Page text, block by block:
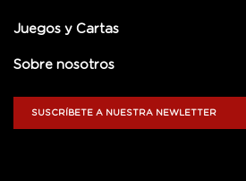
Juegos y Cartas
Sobre nosotros
SUSCRÍBETE A NUESTRA NEWLETTER